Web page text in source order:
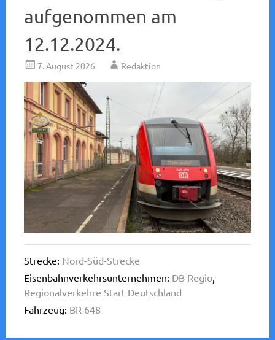
aufgenommen am
12.12.2024.
7. August 2026 Redaktion
Strecke: Nord-Süd-Strecke
Eisenbahnverkehrsunternehmen: DB Regio,
Regionalverkehre Start Deutschland
Fahrzeug: BR 648